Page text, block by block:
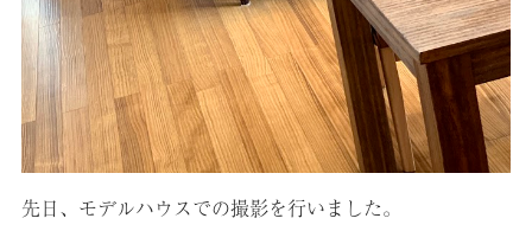
先日、モデルハウスでの撮影を行いました。